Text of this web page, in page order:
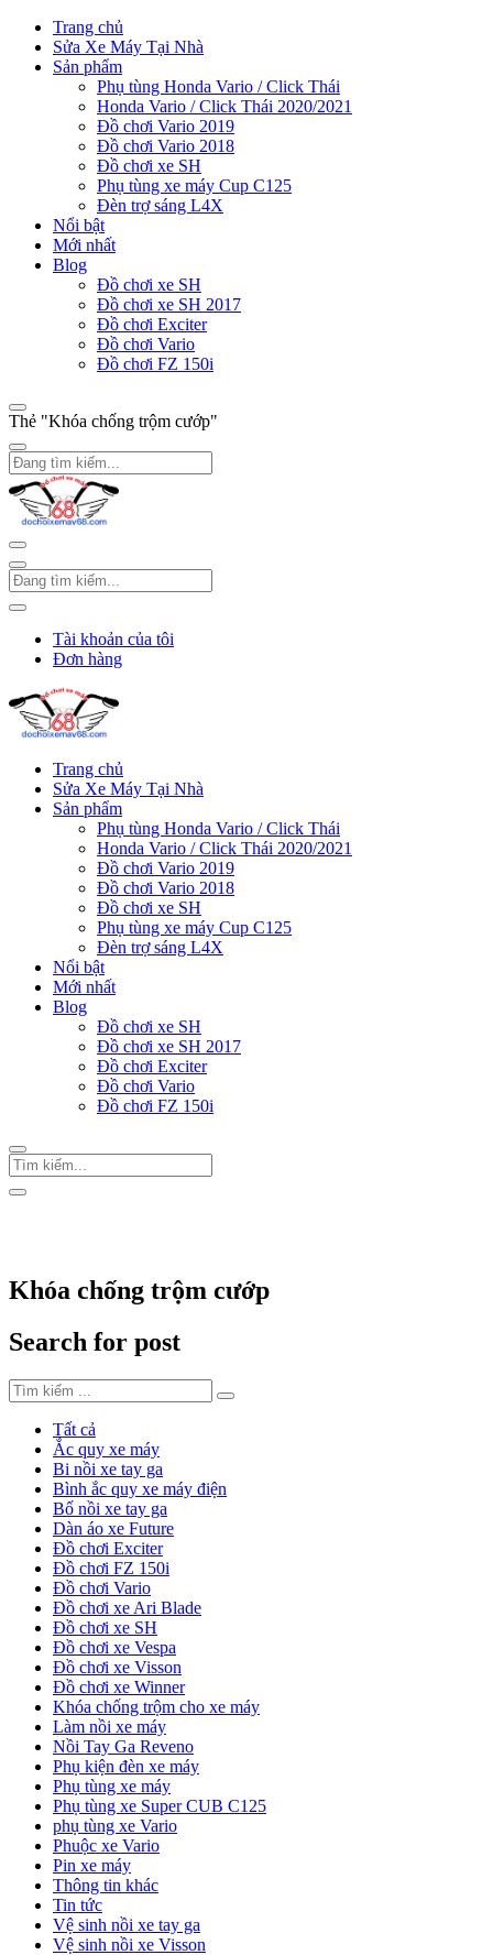
Trang chủ
Sửa Xe Máy Tại Nhà
Sản phẩm
Phụ tùng Honda Vario / Click Thái
Honda Vario / Click Thái 2020/2021
Đồ chơi Vario 2019
Đồ chơi Vario 2018
Đồ chơi xe SH
Phụ tùng xe máy Cup C125
Đèn trợ sáng L4X
Nổi bật
Mới nhất
Blog
Đồ chơi xe SH
Đồ chơi xe SH 2017
Đồ chơi Exciter
Đồ chơi Vario
Đồ chơi FZ 150i
Thẻ "Khóa chống trộm cướp"
Tài khoản của tôi
Đơn hàng
Trang chủ
Sửa Xe Máy Tại Nhà
Sản phẩm
Phụ tùng Honda Vario / Click Thái
Honda Vario / Click Thái 2020/2021
Đồ chơi Vario 2019
Đồ chơi Vario 2018
Đồ chơi xe SH
Phụ tùng xe máy Cup C125
Đèn trợ sáng L4X
Nổi bật
Mới nhất
Blog
Đồ chơi xe SH
Đồ chơi xe SH 2017
Đồ chơi Exciter
Đồ chơi Vario
Đồ chơi FZ 150i
Khóa chống trộm cướp
Search for post
Tất cả
Ắc quy xe máy
Bi nồi xe tay ga
Bình ắc quy xe máy điện
Bố nồi xe tay ga
Dàn áo xe Future
Đồ chơi Exciter
Đồ chơi FZ 150i
Đồ chơi Vario
Đồ chơi xe Ari Blade
Đồ chơi xe SH
Đồ chơi xe Vespa
Đồ chơi xe Visson
Đồ chơi xe Winner
Khóa chống trộm cho xe máy
Làm nồi xe máy
Nồi Tay Ga Reveno
Phụ kiện đèn xe máy
Phụ tùng xe máy
Phụ tùng xe Super CUB C125
phụ tùng xe Vario
Phuộc xe Vario
Pin xe máy
Thông tin khác
Tin tức
Vệ sinh nồi xe tay ga
Vệ sinh nồi xe Visson